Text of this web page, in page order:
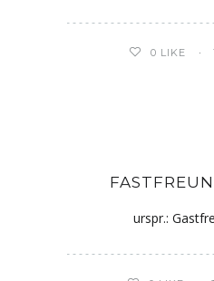
0 LIKE
urspr.: